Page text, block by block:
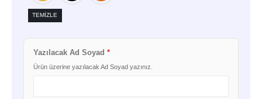
TEMIZLE
Yazılacak Ad Soyad *
Ürün üzerine yazılacak Ad Soyad yazınız.